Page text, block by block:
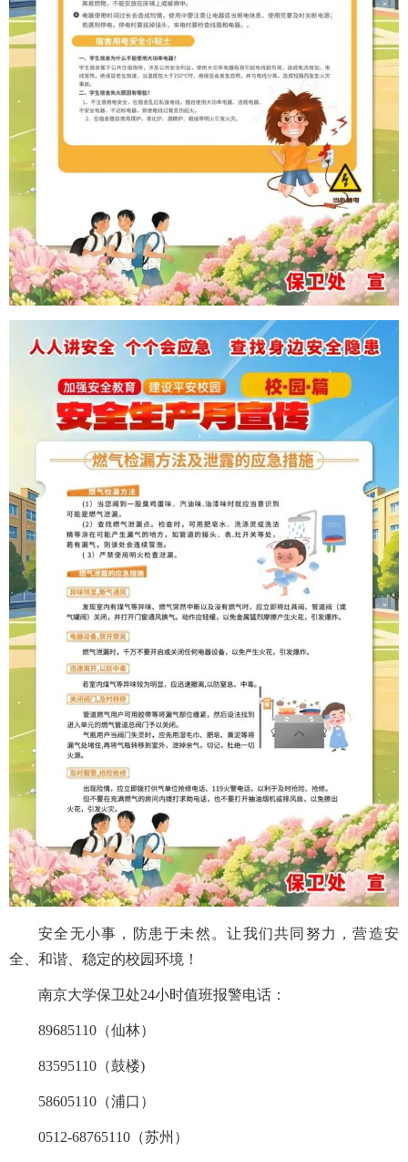
安全无小事，防患于未然。让我们共同努力，营造安
全、和谐、稳定的校园环境！
南京大学保卫处24小时值班报警电话：
89685110（仙林）
83595110（鼓楼)
58605110（浦口）
0512-68765110（苏州）